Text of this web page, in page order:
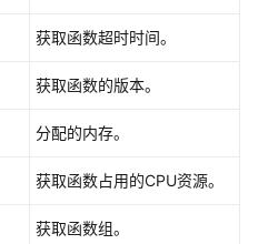
获取函数超时时间。
获取函数的版本。
分配的内存。
获取函数占用的CPU资源。
获取函数组。